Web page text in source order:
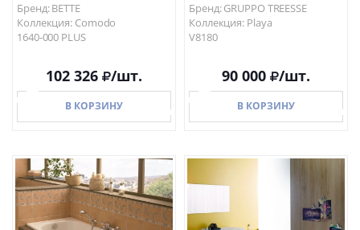
Бренд: BETTE
Коллекция: Comodo
1640-000 PLUS
102 326 /шт.
В КОРЗИНУ
В КОРЗИНУ
Бренд: GRUPPO TREESSE
Коллекция: Playa
V8180
90 000 /шт.
В КОРЗИНУ